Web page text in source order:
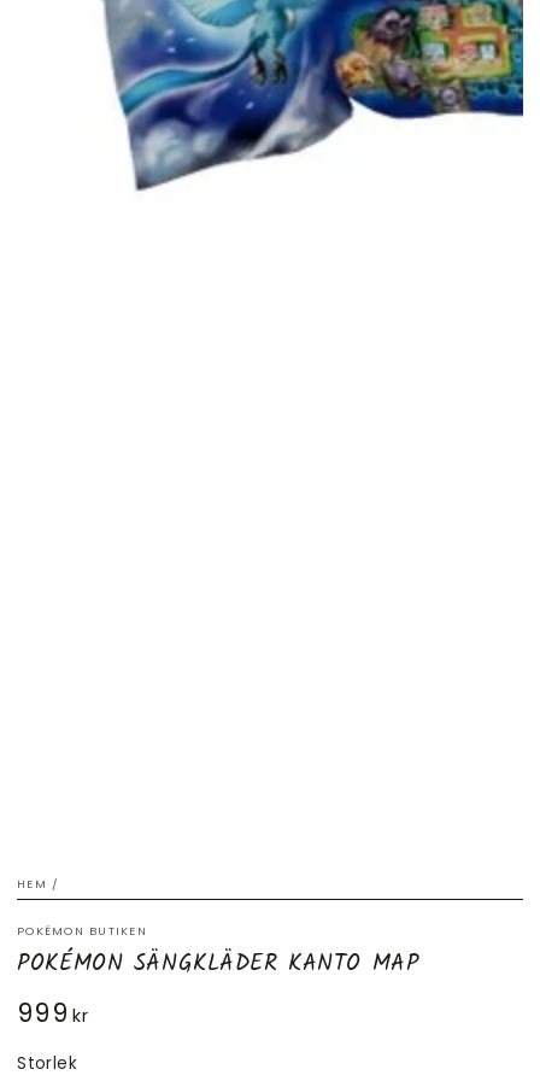
HEM /
POKÉMON BUTIKEN
POKÉMON SÄNGKLÄDER KANTO MAP
Ordinarie
999 kr
Storlek